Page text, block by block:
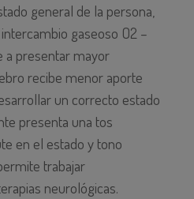
general de la persona,
gaseoso O2 –
a presentar mayor
recibe menor aporte
un correcto estado
presenta una tos
en el estado y tono
trabajar
neurológicas.